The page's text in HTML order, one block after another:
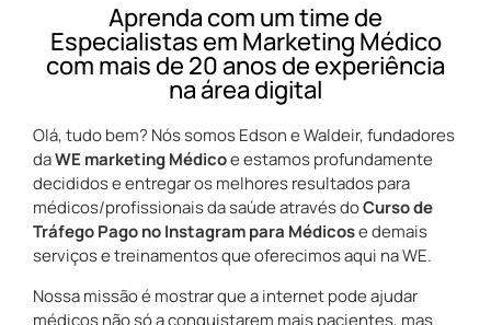
Aprenda com um time de
Especialistas em Marketing Médico
com mais de 20 anos de experiência
na área digital
Olá, tudo bem? Nós somos Edson e Waldeir, fundadores
daWE marketing Médicoe estamos profundamente
decididos e entregar os melhores resultados para
médicos/profissionais da saúde através doCurso de
Tráfego Pago no Instagram para Médicose demais
serviços e treinamentos que oferecimos aqui na WE.
Nossa missão é mostrar que a internet pode ajudar
médicos não só a conquistarem mais pacientes, mas